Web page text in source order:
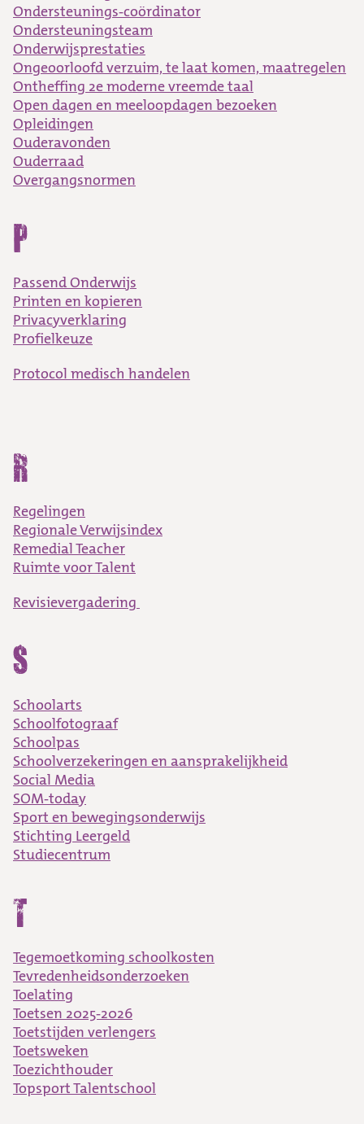
Ondersteunings-coördinator
Ondersteuningsteam
Onderwijsprestaties
Ongeoorloofd verzuim, te laat komen, maatregelen
Ontheffing 2e moderne vreemde taal
Open dagen en meeloopdagen bezoeken
Opleidingen
Ouderavonden
Ouderraad
Overgangsnormen
P
Passend Onderwijs
Printen en kopieren
Privacyverklaring
Profielkeuze
Protocol medisch handelen
R
Regelingen
Regionale Verwijsindex
Remedial Teacher
Ruimte voor Talent
Revisievergadering
S
Schoolarts
Schoolfotograaf
Schoolpas
Schoolverzekeringen en aansprakelijkheid
Social Media
SOM-today
Sport en bewegingsonderwijs
Stichting Leergeld
Studiecentrum
T
Tegemoetkoming schoolkosten
Tevredenheidsonderzoeken
Toelating
Toetsen 2025-2026
Toetstijden verlengers
Toetsweken
Toezichthouder
Topsport Talentschool